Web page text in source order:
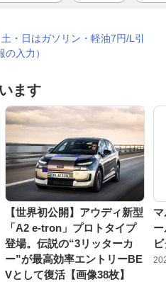
・日はガソリン・軽油7円/L引
入力）
ます
【世界初公開】アウディ新型
「A2 e-tron」プロトタイプ
登場。伝説の“3リッターカ
ー”が最高効率エントリーBE
Vとして復活【画像38枚】